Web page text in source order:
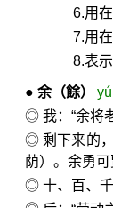
6.用
7.用
8.表
● 余（餘）
yú
◎ 我：“余将老
◎ 剩下来的
荫）。余勇可
◎ 十、百、千